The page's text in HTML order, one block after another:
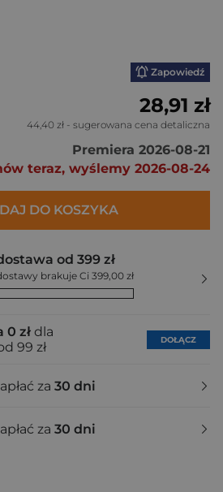
Zapowiedź
28,91 zł
44,40 zł - sugerowana cena detaliczna
Premiera 2026-08-21
teraz, wyślemy 2026-08-24
DO KOSZYKA
od 399 zł
brakuje Ci 399,00 zł
0 zł dla
99 zł
DOŁĄCZ
za 30 dni
za 30 dni